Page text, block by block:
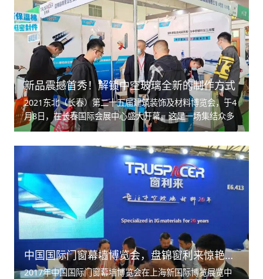
新品震撼首秀！解锁中空玻璃全新的制作方式
2021东北（长春）第二十五届建筑装饰及材料博览会，于4
月8日，在长春国际会展中心盛大开幕。这是一场集结众多
行业品牌，展览规模超12万平方米，专业观众超过6万+的
行业盛事，也是东北地区规模具有影响力的建材盛会之一。
中国国际门窗幕墙博览会，盘锦窗利来惊艳亮相！
2017年中国国际门窗幕墙博览会在上海新国际博览展览中